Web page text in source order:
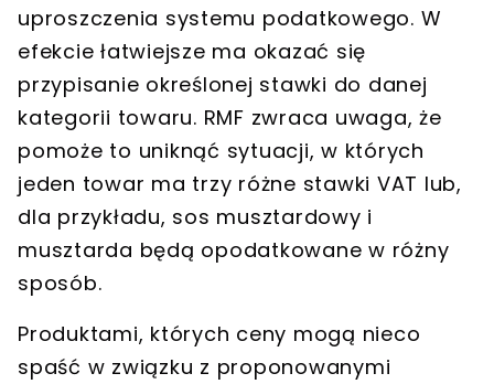
uproszczenia systemu podatkowego. W
efekcie łatwiejsze ma okazać się
przypisanie określonej stawki do danej
kategorii towaru. RMF zwraca uwaga, że
pomoże to uniknąć sytuacji, w których
jeden towar ma trzy różne stawki VAT lub,
dla przykładu, sos musztardowy i
musztarda będą opodatkowane w różny
sposób.
Produktami, których ceny mogą nieco
spaść w związku z proponowanymi